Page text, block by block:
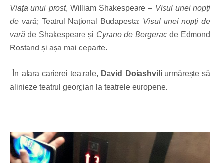
Viața unui prost, William Shakespeare – Visul unei nopți
de vară; Teatrul Național Budapesta: Visul unei nopți de
vară de Shakespeare și Cyrano de Bergerac de Edmond
Rostand și așa mai departe.
În afara carierei teatrale, David Doiashviliurmărește să
alinieze teatrul georgian la teatrele europene.